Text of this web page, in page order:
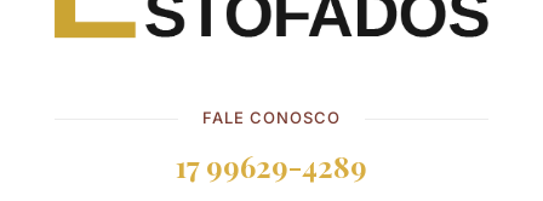
FALE CONOSCO
17 99629-4289